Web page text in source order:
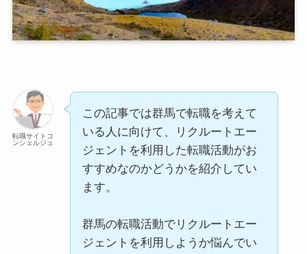
転職サイトコ
ンシェルジュ
この記事では群馬で転職を考えて
いる人に向けて、リクルートエー
ジェントを利用した転職活動がお
すすめなのかどうかを紹介してい
ます。
群馬の転職活動でリクルートエー
ジェントを利用しようか悩んでい